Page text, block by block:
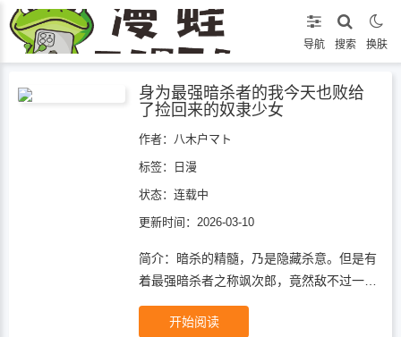
导航 搜索 换肤
身为最强暗杀者的我今天也败给
了捡回来的奴隶少女
作者：八木户マト
标签： 日漫
状态： 连载中
更新时间：2026-03-10
简介：暗杀的精髓，乃是隐藏杀意。但是有
着最强暗杀者之称飒次郎，竟然敌不过一名
少女。就这样，每天两人都在一觉高下的
&ldquo;日常&rdquo;拉开了序幕
开始阅读